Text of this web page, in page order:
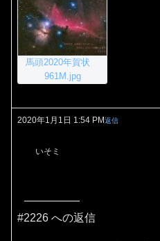
馬頭2020年賀状
961M.jpg
2020年1月1日 1:54 PM返信
いそミ
#2226 への返信